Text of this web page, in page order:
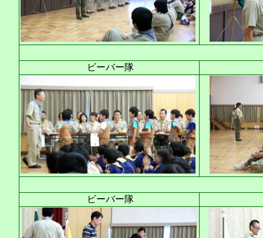
ビーバー隊
ビーバー隊